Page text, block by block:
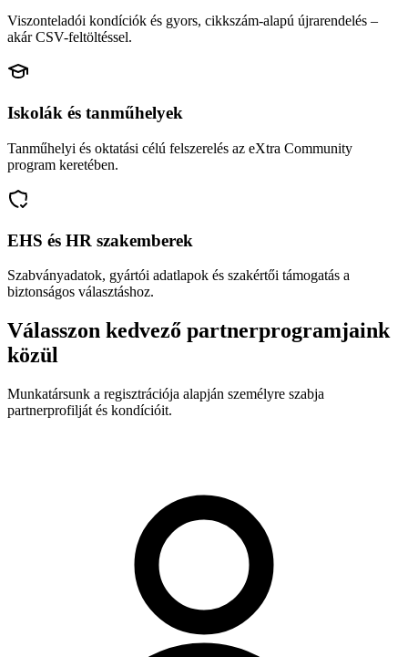
Viszonteladói kondíciók és gyors, cikkszám-alapú újrarendelés –
akár CSV-feltöltéssel.
Iskolák és tanműhelyek
Tanműhelyi és oktatási célú felszerelés az eXtra Community
program keretében.
EHS és HR szakemberek
Szabványadatok, gyártói adatlapok és szakértői támogatás a
biztonságos választáshoz.
Válasszon kedvező partnerprogramjaink
közül
Munkatársunk a regisztrációja alapján személyre szabja
partnerprofilját és kondícióit.